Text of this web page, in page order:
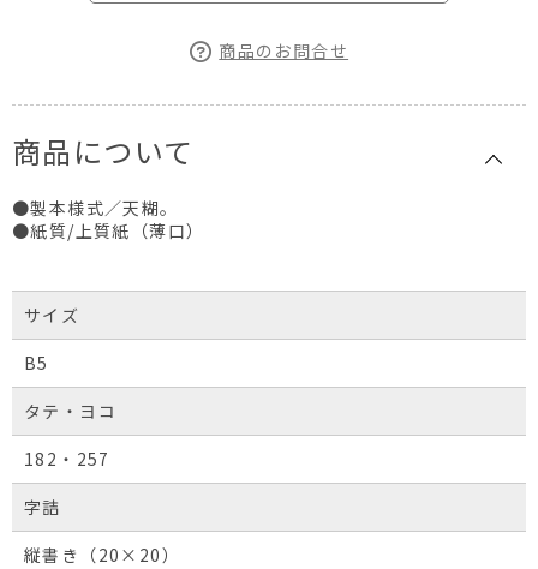
商品のお問合せ
商品について
●製本様式／天糊。
●紙質/上質紙（薄口）
サイズ
B5
タテ・ヨコ
182・257
字詰
縦書き（20×20）